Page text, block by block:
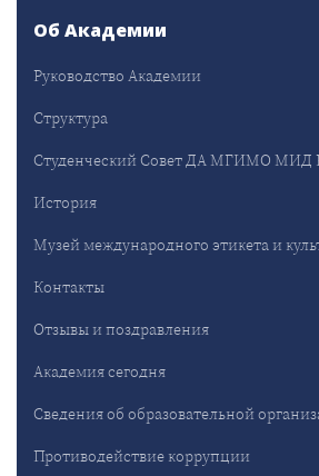
Об Академии
Руководство Академии
Структура
Студенческий Совет ДА МГИМО
История
Музей международного этикета и
Контакты
Отзывы и поздравления
Академия сегодня
Сведения об образовательной
Противодействие коррупции